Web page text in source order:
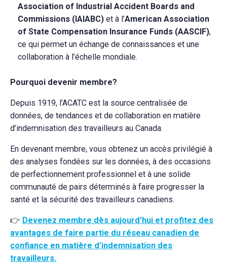
Association of Industrial Accident Boards and
Commissions (IAIABC) et à l’American Association
of State Compensation Insurance Funds (AASCIF),
ce qui permet un échange de connaissances et une
collaboration à l’échelle mondiale.
Pourquoi devenir membre?
Depuis 1919, l’ACATC est la source centralisée de
données, de tendances et de collaboration en matière
d’indemnisation des travailleurs au Canada.
En devenant membre, vous obtenez un accès privilégié à
des analyses fondées sur les données, à des occasions
de perfectionnement professionnel et à une solide
communauté de pairs déterminés à faire progresser la
santé et la sécurité des travailleurs canadiens.
👉 Devenez membre dès aujourd’hui et profitez des
avantages de faire partie du réseau canadien de
confiance en matière d’indemnisation des
travailleurs.